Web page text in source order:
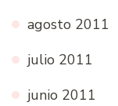
agosto 2011
julio 2011
junio 2011